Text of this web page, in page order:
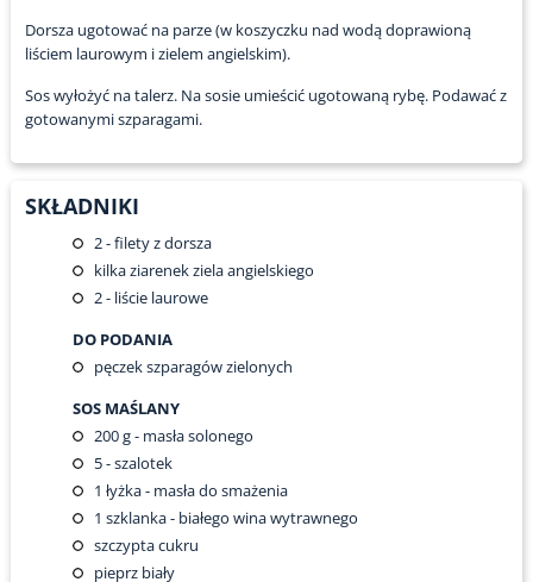
Dorsza ugotować na parze (w koszyczku nad wodą doprawioną
liściem laurowym i zielem angielskim).
Sos wyłożyć na talerz. Na sosie umieścić ugotowaną rybę. Podawać z
gotowanymi szparagami.
SKŁADNIKI
2- filety z dorsza
kilka ziarenek ziela angielskiego
2- liście laurowe
DO PODANIA
pęczek szparagów zielonych
SOS MAŚLANY
200g - masła solonego
5- szalotek
1 łyżka - masła do smażenia
1 szklanka - białego wina wytrawnego
szczypta cukru
pieprz biały